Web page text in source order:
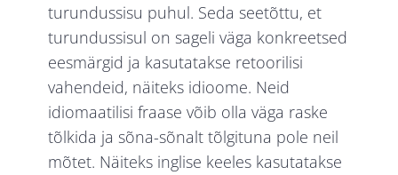
turundussisu puhul. Seda seetõttu, et
turundussisul on sageli väga konkreetsed
eesmärgid ja kasutatakse retoorilisi
vahendeid, näiteks idioome. Neid
idiomaatilisi fraase võib olla väga raske
tõlkida ja sõna-sõnalt tõlgituna pole neil
mõtet. Näiteks inglise keeles kasutatakse